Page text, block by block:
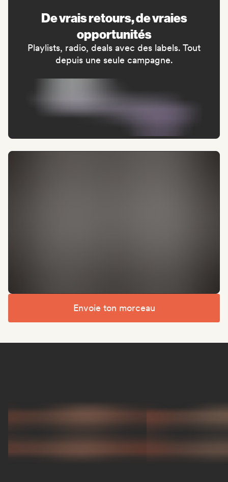
De vrais retours, de vraies
opportunités
Playlists, radio, deals avec des labels. Tout
depuis une seule campagne.
Envoie ton morceau